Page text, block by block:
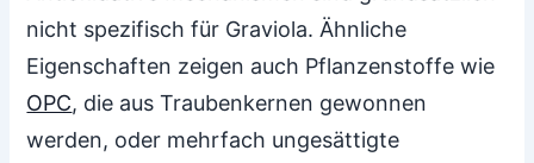
nicht spezifisch für Graviola. Ähnliche
Eigenschaften zeigen auch Pflanzenstoffe wie
OPC, die aus Traubenkernen gewonnen
werden, oder mehrfach ungesättigte